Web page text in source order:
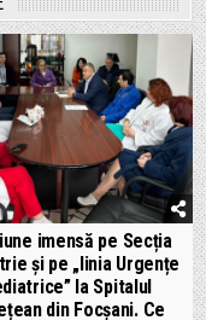
imensă pe Secția
și pe „linia Urgențe
la Spitalul
din Focșani. Ce